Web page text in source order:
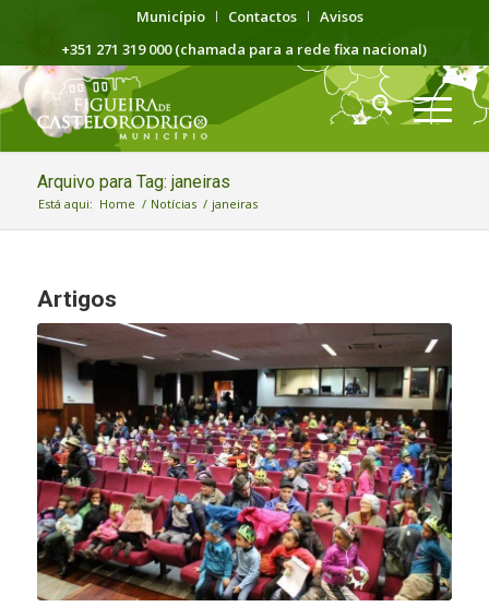
Município Contactos
Avisos
+351 271 319 000 (chamada para a rede fixa nacional)
Arquivo para Tag: janeiras
Está aqui: Home / Notícias / janeiras
Artigos